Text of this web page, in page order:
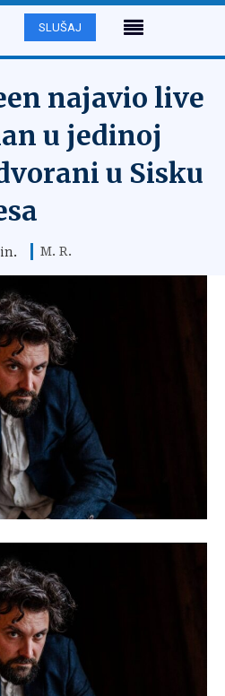
SLUŠAJ
najavio live
u jedinoj
u Sisku
M. R.